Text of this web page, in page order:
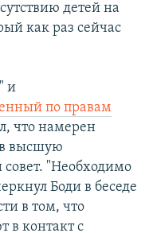
детей на
как раз сейчас
и
по правам
что намерен
в высшую
"Необходимо
Боди в беседе
в том, что
в контакт с